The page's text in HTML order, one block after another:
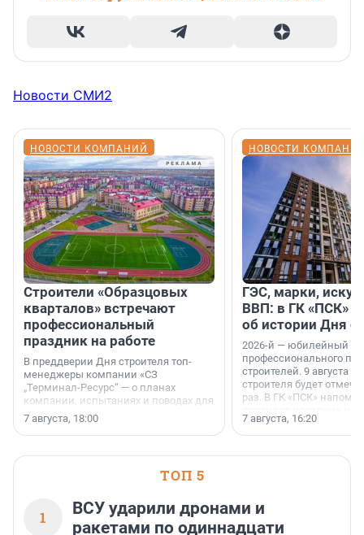
Новости СМИ2
НОВОСТИ КОМПАНИЙ
Строители «Образцовых
кварталов» встречают
профессиональный
праздник на работе
В преддверии Дня строителя топ-
менеджеры компании «СЗ
„Терминал-Ресурс“ — о планах
компании, испытаниях и поводах для
осторожного оптимизма.
7 августа, 18:00
НОВОСТИ
ГЭС, марки,
ВВП: в ГК «ПСК»
об истории Дня
2026-й — юбилейный
профессионального
строителей. 9 августа
строителя будет
раз. В ГК «ПСК»
поменялась роль
7 августа, 16:20
ТОП 5
1
ВСУ ударили дронами и
ракетами по одиннадцати